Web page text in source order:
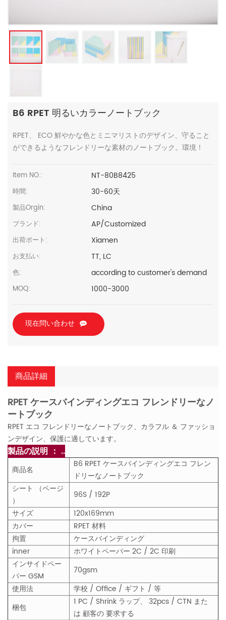
B6 RPET 明るいカラーノートブック
RPET、 ECO 鮮やかな色とミニマリストのデザイン、守ること
ができるようなフレンドリーな素材のノートブック。環境！
Item NO.: NT-80B8425
時間: 30-60天
製品Orgin: China
ブランド: AP/Customized
出荷ポート: Xiamen
お支払い: TT, LC
色: according to customer's demand
MOQ: 1000-3000
現在問い合わせ
商品詳細
RPET ケースバインディングエコ フレンドリーなノ
ートブック
RPET エコ フレンドリーなノートブック、カラフル ＆ ファッショ
ンデザイン、保護に適しています。
製品の説明 ： ..
商品名
B6 RPET ケースバインディングエコ フレン
ドリーなノートブック
シート （ページ
）
96S / 192P
サイズ
120x169mm
カバー
RPET 材料
拘置
ケースバインディング
inner
ホワイトペーパー 2C / 2C 印刷
インサイドペー
パー GSM
70gsm
使用法
学校 / Office / ギフト / 等
梱包
1 PC / Shrink ラップ、 32pcs / CTN また
は 顧客の 要求する